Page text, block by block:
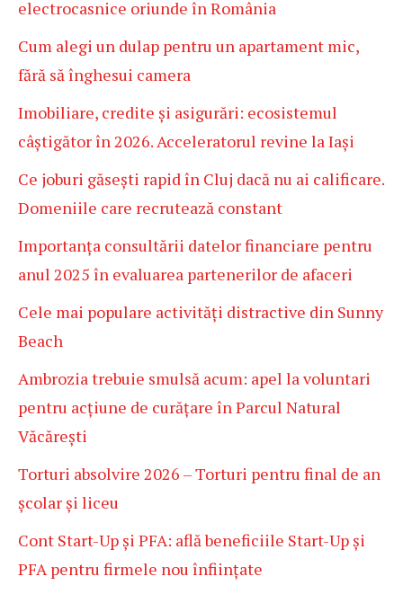
electrocasnice oriunde în România
Cum alegi un dulap pentru un apartament mic,
fără să înghesui camera
Imobiliare, credite și asigurări: ecosistemul
câștigător în 2026. Acceleratorul revine la Iași
Ce joburi găsești rapid în Cluj dacă nu ai calificare.
Domeniile care recrutează constant
Importanța consultării datelor financiare pentru
anul 2025 în evaluarea partenerilor de afaceri
Cele mai populare activități distractive din Sunny
Beach
Ambrozia trebuie smulsă acum: apel la voluntari
pentru acțiune de curățare în Parcul Natural
Văcărești
Torturi absolvire 2026 – Torturi pentru final de an
școlar și liceu
Cont Start-Up și PFA: află beneficiile Start-Up și
PFA pentru firmele nou înființate